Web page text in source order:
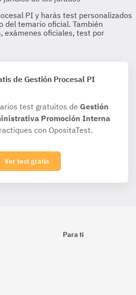
de Gestión Procesal PI
test gratuitos de Gestión
Promoción Interna
con OpositaTest.
Ver test gratis
Para ti